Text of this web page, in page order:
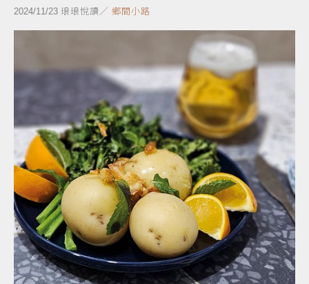
2024/11/23 琅琅悅讀／ 鄉間小路